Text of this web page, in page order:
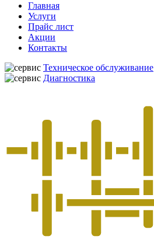
Главная
Услуги
Прайс лист
Акции
Контакты
Техническое обслуживание
Диагностика